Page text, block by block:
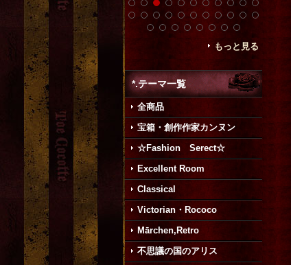
もっと見る
*.テーマ一覧
全商品
宝箱・創作作家カンヌン
☆Fashion Serect☆
Excellent Room
Classical
Victorian・Rococo
Mārchen,Retro
不思議の国のアリス